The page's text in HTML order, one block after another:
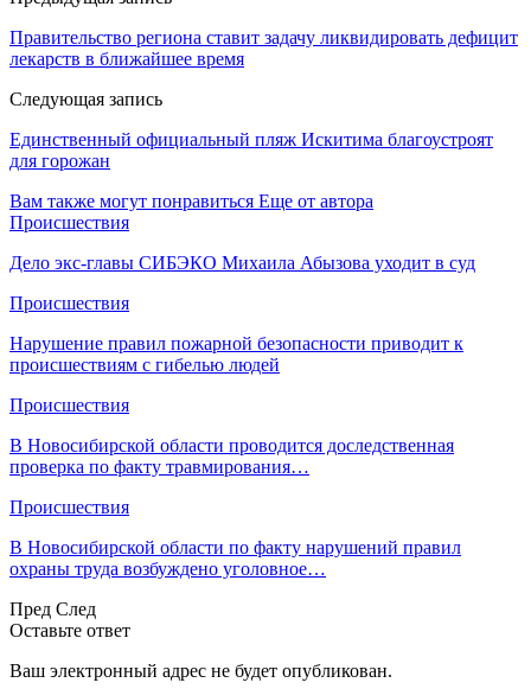
Правительство региона ставит задачу ликвидировать дефицит
лекарств в ближайшее время
Следующая запись
Единственный официальный пляж Искитима благоустроят
для горожан
Вам также могут понравиться Еще от автора
Происшествия
Дело экс-главы СИБЭКО Михаила Абызова уходит в суд
Происшествия
Нарушение правил пожарной безопасности приводит к
происшествиям с гибелью людей
Происшествия
В Новосибирской области проводится доследственная
проверка по факту травмирования…
Происшествия
В Новосибирской области по факту нарушений правил
охраны труда возбуждено уголовное…
Пред След
Оставьте ответ
Ваш электронный адрес не будет опубликован.